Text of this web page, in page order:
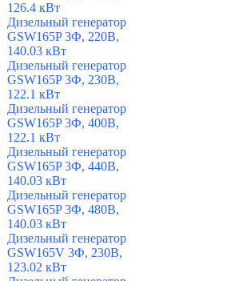
126.4 кВт
Дизельный генератор
GSW165P 3Ф, 220В,
140.03 кВт
Дизельный генератор
GSW165P 3Ф, 230В,
122.1 кВт
Дизельный генератор
GSW165P 3Ф, 400В,
122.1 кВт
Дизельный генератор
GSW165P 3Ф, 440В,
140.03 кВт
Дизельный генератор
GSW165P 3Ф, 480В,
140.03 кВт
Дизельный генератор
GSW165V 3Ф, 230В,
123.02 кВт